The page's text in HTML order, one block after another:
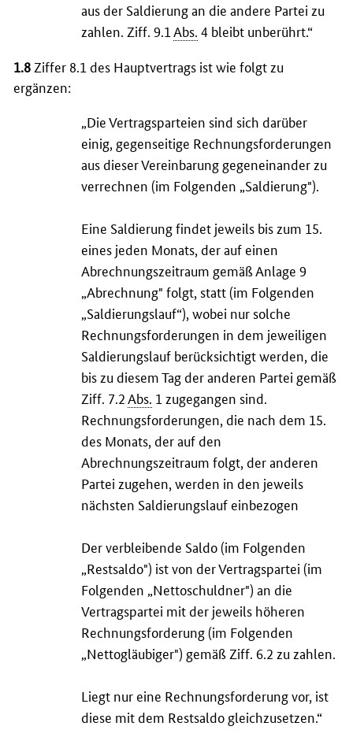
aus der Saldierung an die andere Partei zu
zahlen. Ziff. 9.1 Abs. 4 bleibt unberührt.“
1.8 Ziffer 8.1 des Hauptvertrags ist wie folgt zu
ergänzen:
„Die Vertragsparteien sind sich darüber
einig, gegenseitige Rechnungsforderungen
aus dieser Vereinbarung gegeneinander zu
verrechnen (im Folgenden „Saldierung").
Eine Saldierung findet jeweils bis zum 15.
eines jeden Monats, der auf einen
Abrechnungszeitraum gemäß Anlage 9
„Abrechnung" folgt, statt (im Folgenden
„Saldierungslauf“), wobei nur solche
Rechnungsforderungen in dem jeweiligen
Saldierungslauf berücksichtigt werden, die
bis zu diesem Tag der anderen Partei gemäß
Ziff. 7.2 Abs. 1 zugegangen sind.
Rechnungsforderungen, die nach dem 15.
des Monats, der auf den
Abrechnungszeitraum folgt, der anderen
Partei zugehen, werden in den jeweils
nächsten Saldierungslauf einbezogen
Der verbleibende Saldo (im Folgenden
„Restsaldo") ist von der Vertragspartei (im
Folgenden „Nettoschuldner") an die
Vertragspartei mit der jeweils höheren
Rechnungsforderung (im Folgenden
„Nettogläubiger") gemäß Ziff. 6.2 zu zahlen.
Liegt nur eine Rechnungsforderung vor, ist
diese mit dem Restsaldo gleichzusetzen.“